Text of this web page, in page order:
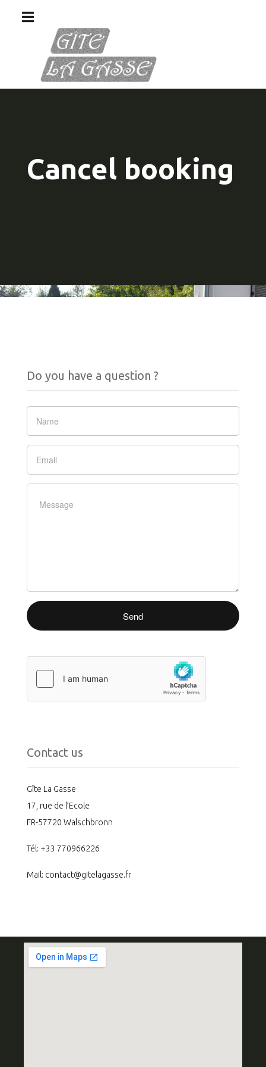
Cancel booking
Do you have a question ?
Contact us
Gîte La Gasse
17, rue de l’Ecole
FR-57720 Walschbronn
Tél: +33 770966226
Mail: contact@gitelagasse.fr